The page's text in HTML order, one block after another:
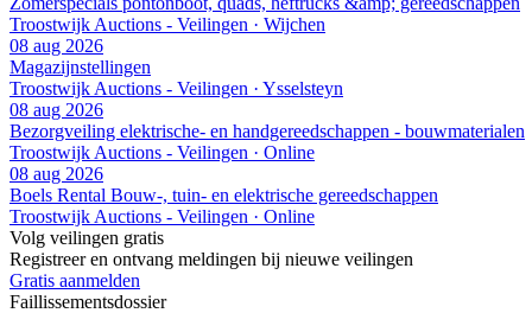
Troostwijk Auctions - Veilingen · Wijchen
08 aug 2026
Magazijnstellingen
Troostwijk Auctions - Veilingen · Ysselsteyn
08 aug 2026
Bezorgveiling elektrische- en handgereedschappen - bouwmaterialen
Troostwijk Auctions - Veilingen · Online
08 aug 2026
Boels Rental Bouw-, tuin- en elektrische gereedschappen
Troostwijk Auctions - Veilingen · Online
Volg veilingen gratis
Registreer en ontvang meldingen bij nieuwe veilingen
Gratis aanmelden
Faillissementsdossier